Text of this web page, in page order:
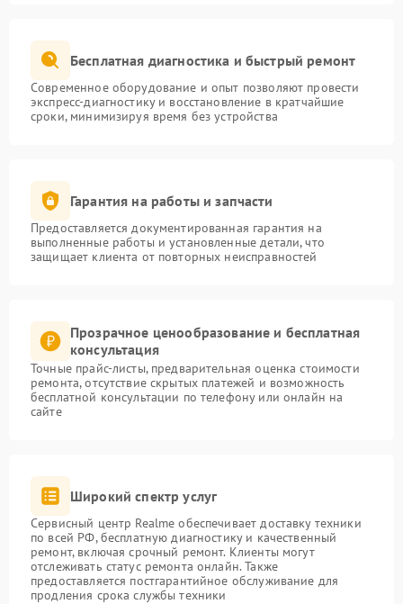
Бесплатная диагностика и быстрый ремонт
Современное оборудование и опыт позволяют провести
экспресс-диагностику и восстановление в кратчайшие
сроки, минимизируя время без устройства
Гарантия на работы и запчасти
Предоставляется документированная гарантия на
выполненные работы и установленные детали, что
защищает клиента от повторных неисправностей
Прозрачное ценообразование и бесплатная
консультация
Точные прайс-листы, предварительная оценка стоимости
ремонта, отсутствие скрытых платежей и возможность
бесплатной консультации по телефону или онлайн на
сайте
Широкий спектр услуг
Сервисный центр Realme обеспечивает доставку техники
по всей РФ, бесплатную диагностику и качественный
ремонт, включая срочный ремонт. Клиенты могут
отслеживать статус ремонта онлайн. Также
предоставляется постгарантийное обслуживание для
продления срока службы техники